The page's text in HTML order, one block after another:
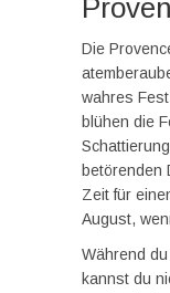
Die
wahres
blühen die
betörenden
Zeit für
August,
Während
kannst du